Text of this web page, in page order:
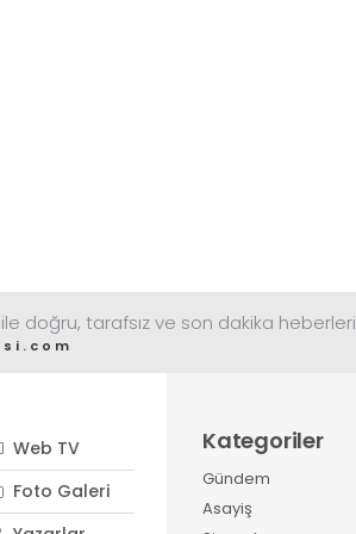
doğru, tarafsız ve son dakika heberleri
Web TV
Foto Galeri
Kategoriler
Gündem
Asayiş